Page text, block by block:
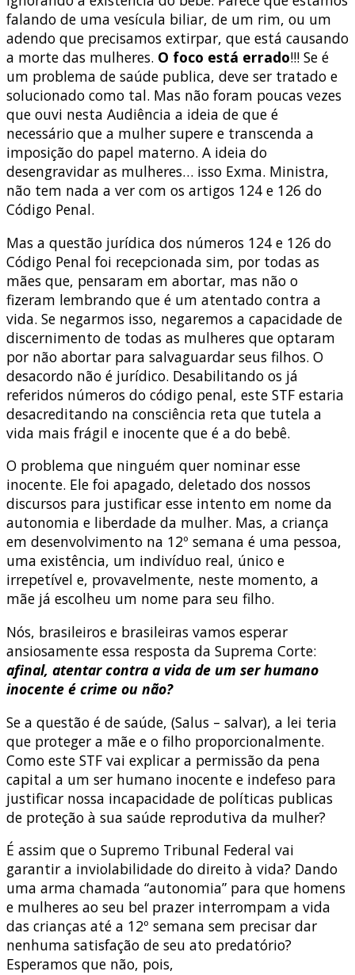
falando de uma vesícula biliar, de um rim, ou um
adendo que precisamos extirpar, que está causando
a morte das mulheres. O foco está errado!!! Se é
um problema de saúde publica, deve ser tratado e
solucionado como tal. Mas não foram poucas vezes
que ouvi nesta Audiência a ideia de que é
necessário que a mulher supere e transcenda a
imposição do papel materno. A ideia do
desengravidar as mulheres… isso Exma. Ministra,
não tem nada a ver com os artigos 124 e 126 do
Código Penal.
Mas a questão jurídica dos números 124 e 126 do
Código Penal foi recepcionada sim, por todas as
mães que, pensaram em abortar, mas não o
fizeram lembrando que é um atentado contra a
vida. Se negarmos isso, negaremos a capacidade de
discernimento de todas as mulheres que optaram
por não abortar para salvaguardar seus filhos. O
desacordo não é jurídico. Desabilitando os já
referidos números do código penal, este STF estaria
desacreditando na consciência reta que tutela a
vida mais frágil e inocente que é a do bebê.
O problema que ninguém quer nominar esse
inocente. Ele foi apagado, deletado dos nossos
discursos para justificar esse intento em nome da
autonomia e liberdade da mulher. Mas, a criança
em desenvolvimento na 12º semana é uma pessoa,
uma existência, um indivíduo real, único e
irrepetível e, provavelmente, neste momento, a
mãe já escolheu um nome para seu filho.
Nós, brasileiros e brasileiras vamos esperar
ansiosamente essa resposta da Suprema Corte:
afinal, atentar contra a vida de um ser humano
inocente é crime ou não?
Se a questão é de saúde, (Salus – salvar), a lei teria
que proteger a mãe e o filho proporcionalmente.
Como este STF vai explicar a permissão da pena
capital a um ser humano inocente e indefeso para
justificar nossa incapacidade de políticas publicas
de proteção à sua saúde reprodutiva da mulher?
É assim que o Supremo Tribunal Federal vai
garantir a inviolabilidade do direito à vida? Dando
uma arma chamada “autonomia” para que homens
e mulheres ao seu bel prazer interrompam a vida
das crianças até a 12º semana sem precisar dar
nenhuma satisfação de seu ato predatório?
Esperamos que não, pois,